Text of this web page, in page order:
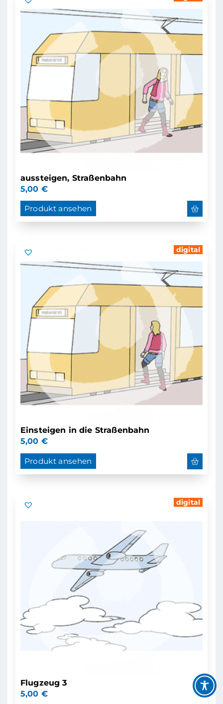
aussteigen, Straßenbahn
5,00 €
Produkt ansehen
digital
Einsteigen in die Straßenbahn
5,00 €
Produkt ansehen
digital
Flugzeug 3
5,00 €